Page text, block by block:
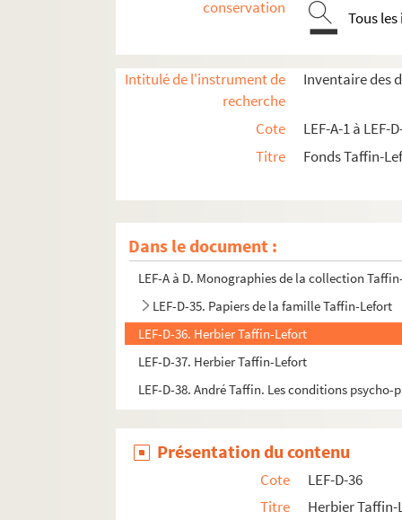
conservation
Tous
Intitulé de l'instrument de
recherche
Inventaire des
Cote
LEF-A-1 à LEF-
Titre
Fonds Taffin-
Dans le document :
LEF-A à D. Monographies de la collection
LEF-D-35. Papiers de la famille Taffin-Lefort
LEF-D-36. Herbier Taffin-Lefort
LEF-D-37. Herbier Taffin-Lefort
LEF-D-38. André Taffin. Les conditions
Présentation du contenu
Cote
LEF-D-36
Titre
Herbier